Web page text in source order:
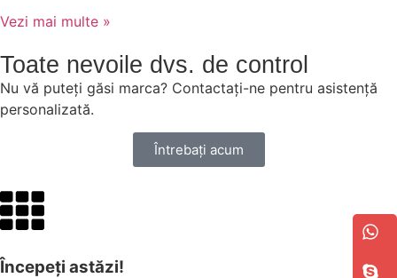
Vezi mai multe »
Toate nevoile dvs. de control
Nu vă puteți găsi marca? Contactați-ne pentru asistență
personalizată.
Întrebați acum
Începeți astăzi!